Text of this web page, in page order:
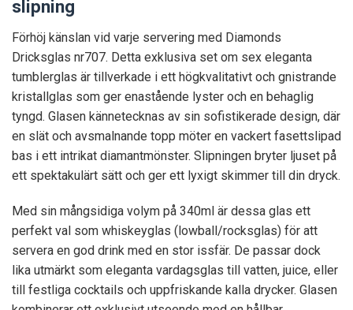
slipning
Förhöj känslan vid varje servering med Diamonds
Dricksglas nr707. Detta exklusiva set om sex eleganta
tumblerglas är tillverkade i ett högkvalitativt och gnistrande
kristallglas som ger enastående lyster och en behaglig
tyngd. Glasen kännetecknas av sin sofistikerade design, där
en slät och avsmalnande topp möter en vackert fasettslipad
bas i ett intrikat diamantmönster. Slipningen bryter ljuset på
ett spektakulärt sätt och ger ett lyxigt skimmer till din dryck.
Med sin mångsidiga volym på 340ml är dessa glas ett
perfekt val som whiskeyglas (lowball/rocksglas) för att
servera en god drink med en stor issfär. De passar dock
lika utmärkt som eleganta vardagsglas till vatten, juice, eller
till festliga cocktails och uppfriskande kalla drycker. Glasen